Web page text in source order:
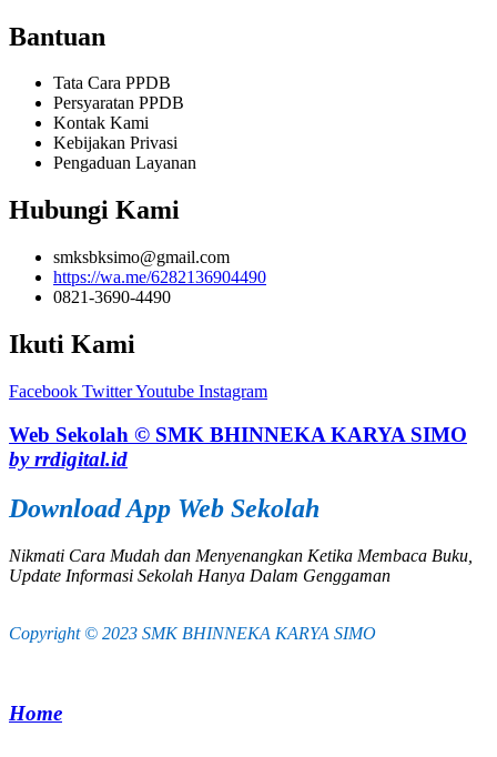
Bantuan
Tata Cara PPDB
Persyaratan PPDB
Kontak Kami
Kebijakan Privasi
Pengaduan Layanan
Hubungi Kami
smksbksimo@gmail.com
https://wa.me/6282136904490
0821-3690-4490
Ikuti Kami
Facebook TwitterYoutube Instagram
Web Sekolah © SMK BHINNEKA KARYA SIMO
by rrdigital.id
Download App Web Sekolah
Nikmati Cara Mudah dan Menyenangkan Ketika Membaca Buku,
Update Informasi Sekolah Hanya Dalam Genggaman
Copyright © 2023 SMK BHINNEKA KARYA SIMO
Home